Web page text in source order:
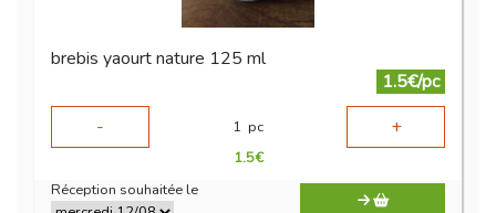
brebis yaourt nature 125 ml
1.5€/pc
-
1 pc +
1.5€
Réception souhaitée le